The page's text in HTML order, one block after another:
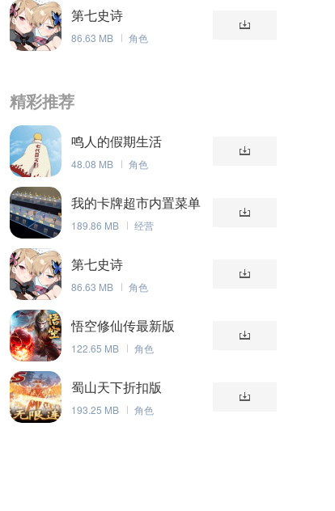
第七史诗
86.63 MB 角色
精彩推荐
鸣人的假期生活
48.08 MB 角色
我的卡牌超市内置菜单
版
189.86 MB 经营
第七史诗
86.63 MB 角色
悟空修仙传最新版
122.65 MB 角色
蜀山天下折扣版
193.25 MB 角色